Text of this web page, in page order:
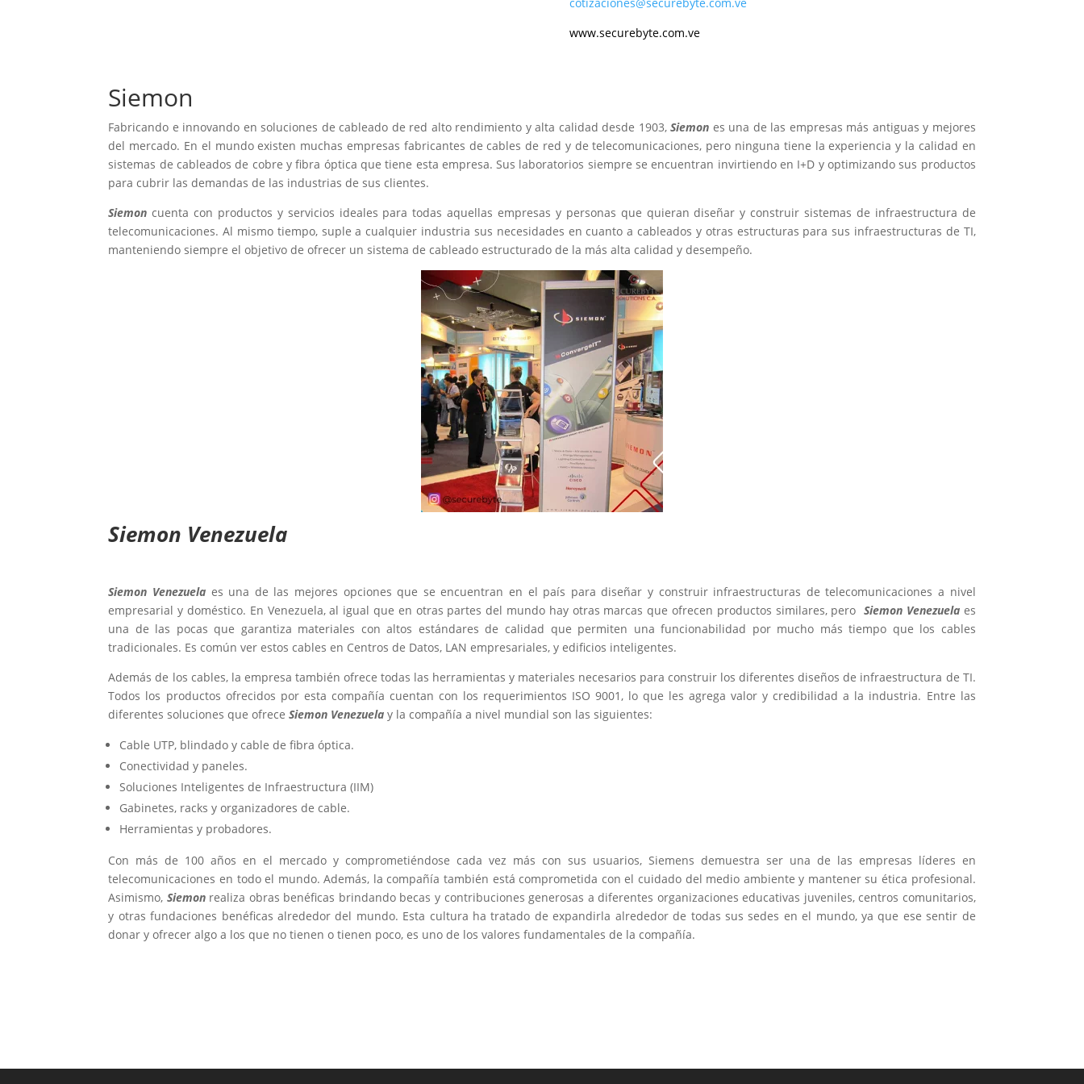
www.securebyte.com.ve
Siemon
Fabricando e innovando en soluciones de cableado de red alto rendimiento y alta calidad desde 1903,Siemon es una de las empresas más antiguas y mejores
del mercado. En el mundo existen muchas empresas fabricantes de cables de red y de telecomunicaciones, pero ninguna tiene la experiencia y la calidad en
sistemas de cableados de cobre y fibra óptica que tiene esta empresa. Sus laboratorios siempre se encuentran invirtiendo en I+D y optimizando sus productos
para cubrir las demandas de las industrias de sus clientes.
Siemon cuenta con productos y servicios ideales para todas aquellas empresas y personas que quieran diseñar y construir sistemas de infraestructura de
telecomunicaciones. Al mismo tiempo, suple a cualquier industria sus necesidades en cuanto a cableados y otras estructuras para sus infraestructuras de TI,
manteniendo siempre el objetivo de ofrecer un sistema de cableado estructurado de la más alta calidad y desempeño.
Siemon Venezuela
Siemon Venezuela es una de las mejores opciones que se encuentran en el país para diseñar y construir infraestructuras de telecomunicaciones a nivel
empresarial y doméstico. En Venezuela, al igual que en otras partes del mundo hay otras marcas que ofrecen productos similares, pero Siemon Venezuelaes
una de las pocas que garantiza materiales con altos estándares de calidad que permiten una funcionabilidad por mucho más tiempo que los cables
tradicionales. Es común ver estos cables en Centros de Datos, LAN empresariales, y edificios inteligentes.
Además de los cables, la empresa también ofrece todas las herramientas y materiales necesarios para construir los diferentes diseños de infraestructura de TI.
Todos los productos ofrecidos por esta compañía cuentan con los requerimientos ISO 9001, lo que les agrega valor y credibilidad a la industria. Entre las
diferentes soluciones que ofreceSiemon Venezuela y la compañía a nivel mundial son las siguientes:
Cable UTP, blindado y cable de fibra óptica.
Conectividad y paneles.
Soluciones Inteligentes de Infraestructura (IIM)
Gabinetes, racks y organizadores de cable.
Herramientas y probadores.
Con más de 100 años en el mercado y comprometiéndose cada vez más con sus usuarios, Siemens demuestra ser una de las empresas líderes en
telecomunicaciones en todo el mundo. Además, la compañía también está comprometida con el cuidado del medio ambiente y mantener su ética profesional.
Asimismo, Siemonrealiza obras benéficas brindando becas y contribuciones generosas a diferentes organizaciones educativas juveniles, centros comunitarios,
y otras fundaciones benéficas alrededor del mundo. Esta cultura ha tratado de expandirla alrededor de todas sus sedes en el mundo, ya que ese sentir de
donar y ofrecer algo a los que no tienen o tienen poco, es uno de los valores fundamentales de la compañía.